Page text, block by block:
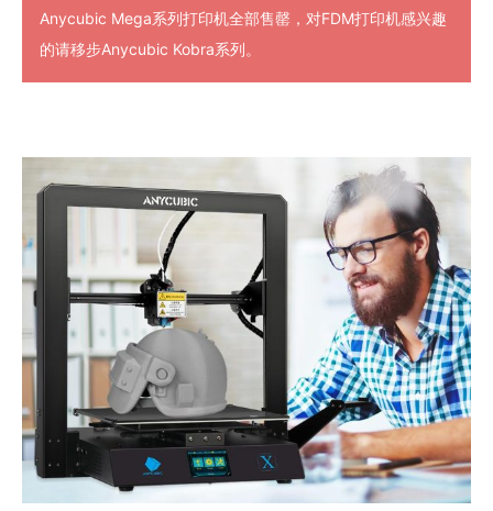
Anycubic Mega系列打印机全部售罄，对FDM打印机感兴趣
的请移步Anycubic Kobra系列。